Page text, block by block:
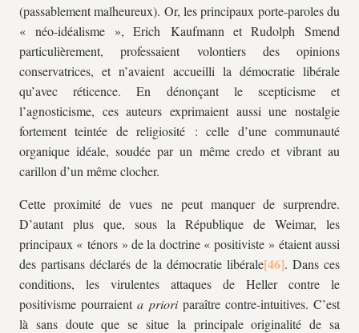
(passablement malheureux). Or, les principaux porte-paroles du
« néo-idéalisme », Erich Kaufmann et Rudolph Smend
particulièrement, professaient volontiers des opinions
conservatrices, et n’avaient accueilli la démocratie libérale
qu’avec réticence. En dénonçant le scepticisme et
l’agnosticisme, ces auteurs exprimaient aussi une nostalgie
fortement teintée de religiosité : celle d’une communauté
organique idéale, soudée par un même credo et vibrant au
carillon d’un même clocher.
Cette proximité de vues ne peut manquer de surprendre.
D’autant plus que, sous la République de Weimar, les
principaux « ténors » de la doctrine « positiviste » étaient aussi
des partisans déclarés de la démocratie libérale
. Dans ces
conditions, les virulentes attaques de Heller contre le
positivisme pourraient a prioriparaître contre-intuitives. C’est
là sans doute que se situe la principale originalité de sa